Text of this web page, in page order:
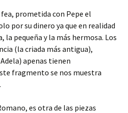
prometida con Pepe el
por su dinero ya que en realidad
la pequeña y la más hermosa. Los
(la criada más antigua),
apenas tienen
fragmento se nos muestra
es otra de las piezas